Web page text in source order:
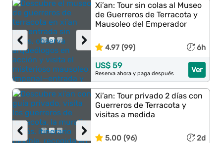
›
‹
Xi’an: Tour sin colas al Museo
de Guerreros de Terracota y
Mausoleo del Emperador
4.97 (99) 6h
Ver
US$ 59
Reserva ahora y paga después
›
‹
Xi’an: Tour privado 2 días con
Guerreros de Terracota y
visitas a medida
5.00 (96) 2d